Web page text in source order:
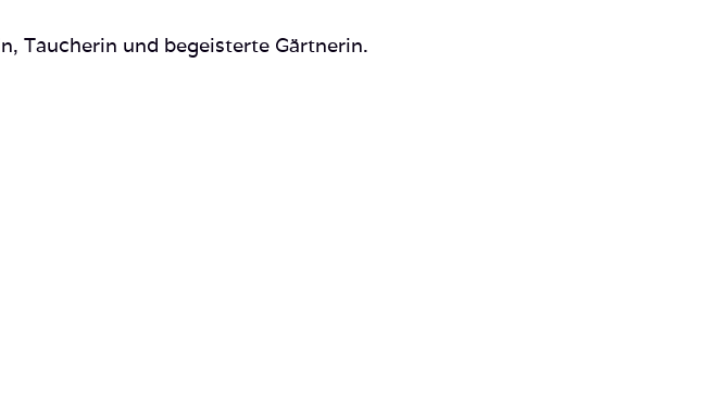
Taucherin und begeisterte Gärtnerin.